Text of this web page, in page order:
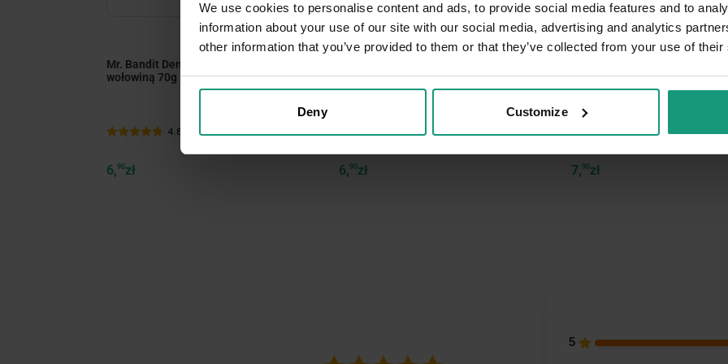
We use cookies to personalise content and ads, to provide social media features and to
information about your use of our site with our social media, advertising and analytics
other information that you’ve provided to them or that they’ve collected from your use of
Deny Customize
Mr. Bandit Dental Stars - z
wołowiną 70g
4.8 (38)
6,90zł
70g
4.8 (23)
6,90zł
110g
4.9 (22)
7,90zł
5